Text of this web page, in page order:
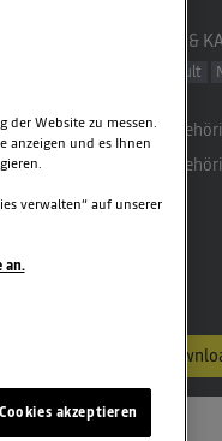
TAGS &
Renault
5
9
der Website zu messen.
anzeigen und es Ihnen
verwalten“ auf unserer
an.
Cookies akzeptieren